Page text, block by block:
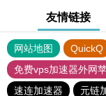
友情链接
网站地图 QuickQ
免费vps加速器外网
速连加速器
元链